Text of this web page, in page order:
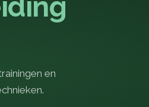
en